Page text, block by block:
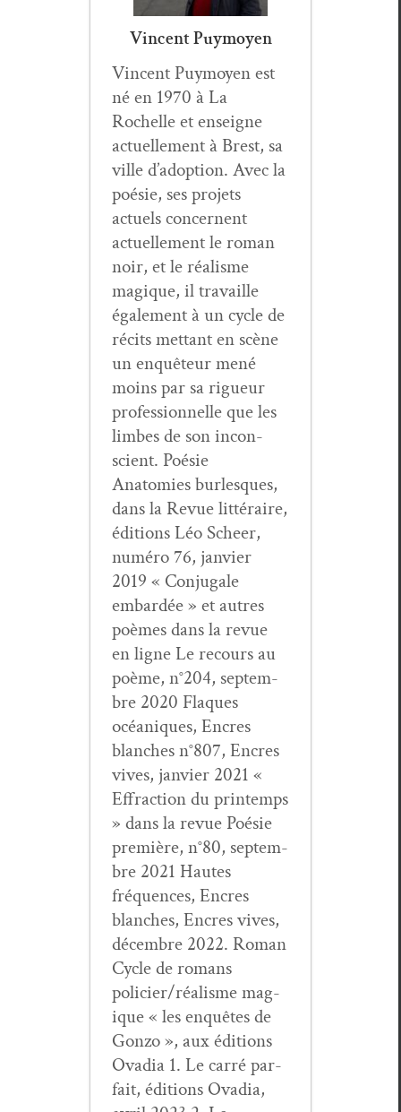
Vincent Puymoyen
Vin­cent Puy­moyen est
né en 1970 à La
Rochelle et enseigne
actuelle­ment à Brest, sa
ville d’adoption. Avec la
poésie, ses pro­jets
actuels con­cer­nent
actuelle­ment le roman
noir, et le réal­isme
mag­ique, il tra­vaille
égale­ment à un cycle de
réc­its met­tant en scène
un enquê­teur mené
moins par sa rigueur
pro­fes­sion­nelle que les
limbes de son incon­
scient. Poésie
Anatomies bur­lesques,
dans la Revue lit­téraire,
édi­tions Léo Scheer,
numéro 76, jan­vi­er
2019 « Con­ju­gale
embardée » et autres
poèmes dans la revue
en ligne Le recours au
poème, n°204, sep­tem­
bre 2020 Flaques
océaniques, Encres
blanch­es n°807, Encres
vives, jan­vi­er 2021 «
Effrac­tion du print­emps
» dans la revue Poésie
pre­mière, n°80, sep­tem­
bre 2021 Hautes
fréquences, Encres
blanch­es, Encres vives,
décem­bre 2022. Roman
Cycle de romans
policier/réalisme mag­
ique « les enquêtes de
Gonzo », aux édi­tions
Ova­dia 1. Le car­ré par­
fait, édi­tions Ova­dia,